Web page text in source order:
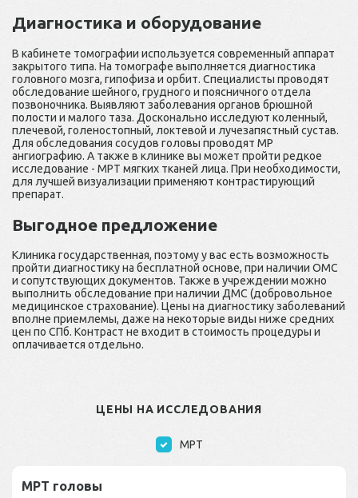
Диагностика и оборудование
В кабинете томографии используется современный аппарат
закрытого типа. На томографе выполняется диагностика
головного мозга, гипофиза и орбит. Специалисты проводят
обследование шейного, грудного и поясничного отдела
позвоночника. Выявляют заболевания органов брюшной
полости и малого таза. Досконально исследуют коленный,
плечевой, голеностопный, локтевой и лучезапястный сустав.
Для обследования сосудов головы проводят МР
ангиографию. А также в клинике вы может пройти редкое
исследование - МРТ мягких тканей лица. При необходимости,
для лучшей визуализации применяют контрастирующий
препарат.
Выгодное предложение
Клиника государственная, поэтому у вас есть возможность
пройти диагностику на бесплатной основе, при наличии ОМС
и сопутствующих документов. Также в учреждении можно
выполнить обследование при наличии ДМС (добровольное
медицинское страхование). Цены на диагностику заболеваний
вполне приемлемы, даже на некоторые виды ниже средних
цен по СПб. Контраст не входит в стоимость процедуры и
оплачивается отдельно.
ЦЕНЫ НА ИССЛЕДОВАНИЯ
МРТ
МРТ головы